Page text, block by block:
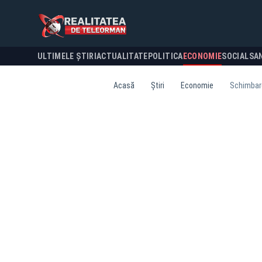
ULTIMELE ȘTIRI ACTUALITATE POLITICA ECONOMIESOCIAL
Acasă Știri Economie